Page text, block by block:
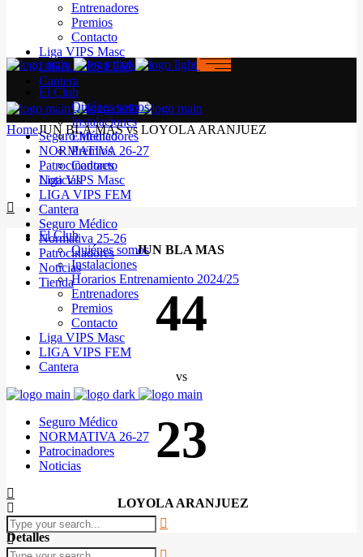
Entrenadores
Premios
Contacto
Liga VIPS Masc
LIGA VIPS FEM
Cantera
Seguro Médico
NORMATIVA 26-27
Patrocinadores
Noticias
El Club
Quiénes somos
Instalaciones
Horarios Entrenamiento 2024/25
Entrenadores
Premios
Contacto
Liga VIPS Masc
LIGA VIPS FEM
Cantera
Seguro Médico
NORMATIVA 26-27
Patrocinadores
Noticias
El Club
Quiénes somos
Instalaciones
Entrenadores
Premios
Contacto
Liga VIPS Masc
LIGA VIPS FEM
Cantera
Seguro Médico
Normativa 25-26
Patrocinadores
Noticias
Tienda
HomeJUN BLA MAS vs LOYOLA ARANJUEZ
JUN BLA MAS
44
vs
23
LOYOLA ARANJUEZ
Detalles